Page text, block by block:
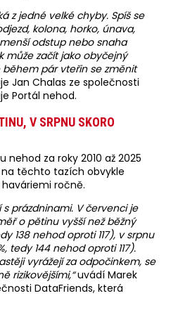
z jedné velké chyby. Spíš se
kolona, horko, únava,
odstup nebo snaha
může začít jako obyčejný
pár vteřin se změnit
Jan Chalas ze společnosti
Portál nehod.
V SRPNU SKORO
za roky 2010 až 2025
těchto tazích obvykle
haváriemi ročně.
s prázdninami. V červenci je
o pětinu vyšší než běžný
138 nehod oproti 117), v srpnu
tedy 144 nehod oproti 117).
vyrážejí za odpočinkem, se
rizikovějšími,“uvádí Marek
DataFriends, která